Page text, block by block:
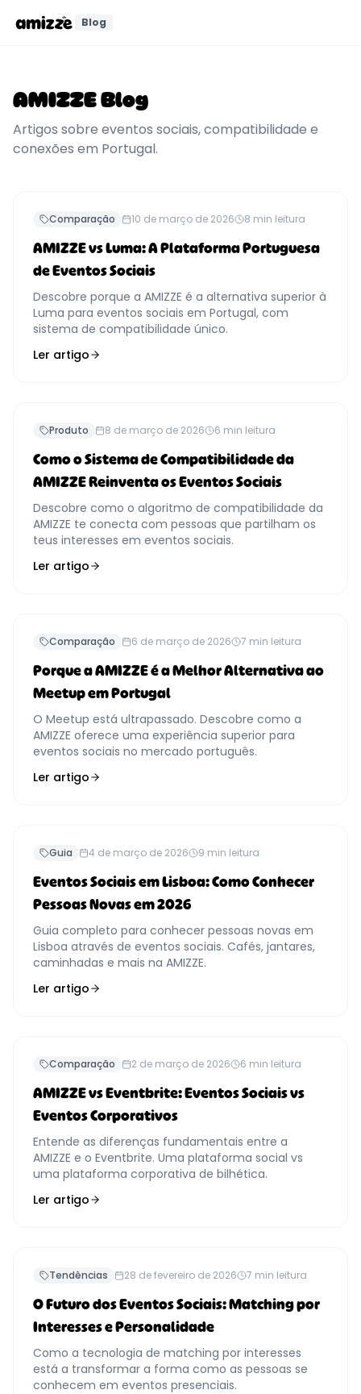
Blog
AMIZZE Blog
Artigos sobre eventos sociais, compatibilidade e
conexões em Portugal.
Comparação 10 de março de 2026 8 min leitura
AMIZZE vs Luma: A Plataforma Portuguesa
de Eventos Sociais
Descobre porque a AMIZZE é a alternativa superior à
Luma para eventos sociais em Portugal, com
sistema de compatibilidade único.
Ler artigo
Produto 8 de março de 2026 6 min leitura
Como o Sistema de Compatibilidade da
AMIZZE Reinventa os Eventos Sociais
Descobre como o algoritmo de compatibilidade da
AMIZZE te conecta com pessoas que partilham os
teus interesses em eventos sociais.
Ler artigo
Comparação 6 de março de 2026 7 min leitura
Porque a AMIZZE é a Melhor Alternativa ao
Meetup em Portugal
O Meetup está ultrapassado. Descobre como a
AMIZZE oferece uma experiência superior para
eventos sociais no mercado português.
Ler artigo
Guia 4 de março de 2026 9 min leitura
Eventos Sociais em Lisboa: Como Conhecer
Pessoas Novas em 2026
Guia completo para conhecer pessoas novas em
Lisboa através de eventos sociais. Cafés, jantares,
caminhadas e mais na AMIZZE.
Ler artigo
Comparação 2 de março de 2026 6 min leitura
AMIZZE vs Eventbrite: Eventos Sociais vs
Eventos Corporativos
Entende as diferenças fundamentais entre a
AMIZZE e o Eventbrite. Uma plataforma social vs
uma plataforma corporativa de bilhética.
Ler artigo
Tendências 28 de fevereiro de 2026 7 min leitura
O Futuro dos Eventos Sociais: Matching por
Interesses e Personalidade
Como a tecnologia de matching por interesses
está a transformar a forma como as pessoas se
conhecem em eventos presenciais.